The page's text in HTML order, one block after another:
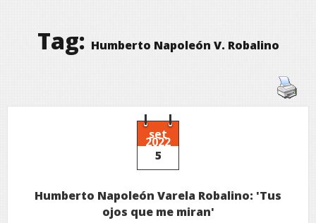
Tag: Humberto Napoleón V. Robalino
set
2022
5
Humberto Napoleón Varela Robalino: 'Tus
ojos que me miran'